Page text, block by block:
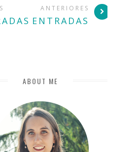
ANTERIORES
ENTRADAS
ABOUT ME